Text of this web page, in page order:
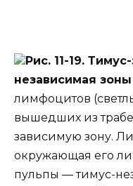
Рис. 11-19.
независимая
лимфоцитов
вышедших из
зависимую зону.
окружающая его
пульпы — тимус-